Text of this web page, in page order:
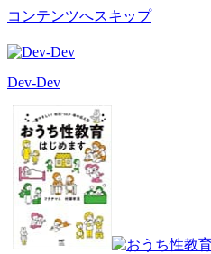
コンテンツへスキップ
Dev-Dev
開
発
覚
書